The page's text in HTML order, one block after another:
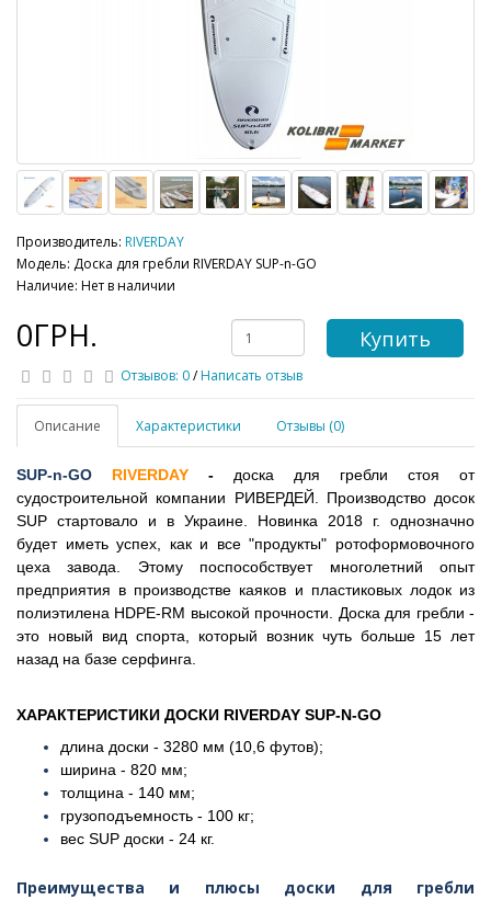
Производитель: RIVERDAY
Модель: Доска для гребли RIVERDAY SUP-n-GO
Наличие: Нет в наличии
0ГРН. Купить
Отзывов: 0/Написать отзыв
Описание Характеристики Отзывы (0)
SUP-n-GO RIVERDAY - доска для гребли стоя от
судостроительной компании РИВЕРДЕЙ. Производство досок
SUP стартовало и в Украине. Новинка 2018 г. однозначно
будет иметь успех, как и все "продукты" ротоформовочного
цеха завода. Этому поспособствует многолетний опыт
предприятия в производстве каяков и пластиковых лодок из
полиэтилена HDPE-RM высокой прочности. Доска для гребли -
это новый вид спорта, который возник чуть больше 15 лет
назад на базе серфинга.
ХАРАКТЕРИСТИКИ ДОСКИ RIVERDAY SUP-N-GO
длина доски - 3280 мм (10,6 футов);
ширина - 820 мм;
толщина - 140 мм;
грузоподъемность - 100 кг;
вес SUP доски - 24 кг.
Преимущества и плюсы доски для гребли